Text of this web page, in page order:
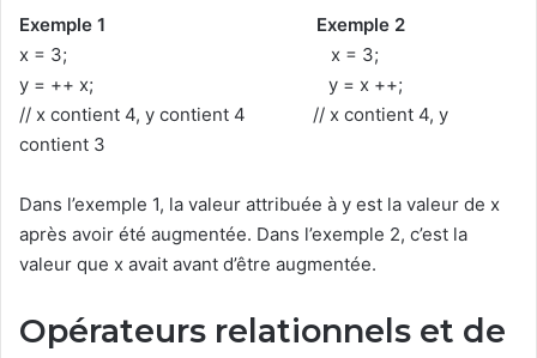
Exemple 1
Exemple 2
x = 3; x = 3;
y = ++ x; y = x ++;
// x contient 4, y contient 4 // x contient 4, y
contient 3
Dans l’exemple 1, la valeur attribuée à y est la valeur de x
après avoir été augmentée. Dans l’exemple 2, c’est la
valeur que x avait avant d’être augmentée.
Opérateurs relationnels et de